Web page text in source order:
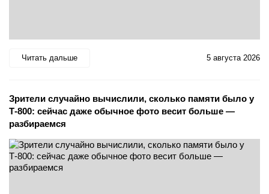
Читать дальше 5 августа 2026
Зрители случайно вычислили, сколько памяти было у
Т-800: сейчас даже обычное фото весит больше —
разбираемся